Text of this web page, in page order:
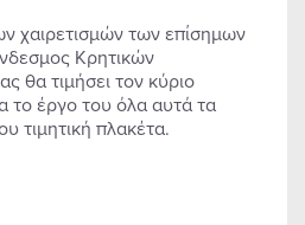
χαιρετισμών των επίσημων
Κρητικών
θα τιμήσει τον κύριο
το έργο του όλα αυτά τα
τιμητική πλακέτα.